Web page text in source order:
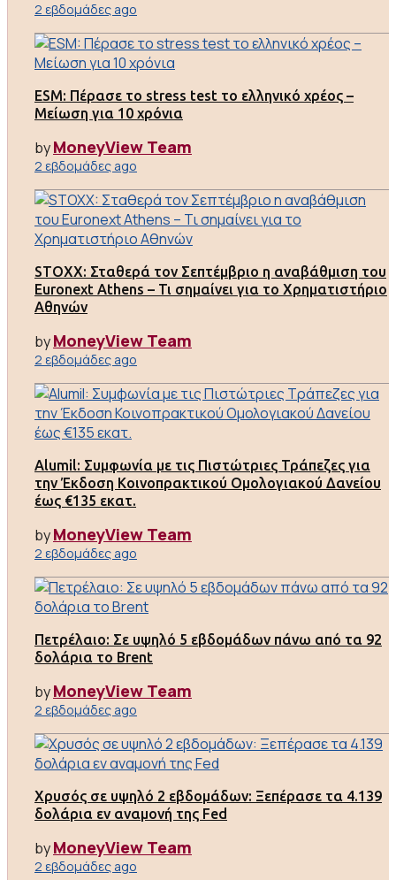
2 εβδομάδες ago
ESM: Πέρασε το stress test το ελληνικό χρέος –
Μείωση για 10 χρόνια
byMoneyView Team
2 εβδομάδες ago
STOXX: Σταθερά τον Σεπτέμβριο η αναβάθμιση του
Euronext Athens – Τι σημαίνει για το Χρηματιστήριο
Αθηνών
byMoneyView Team
2 εβδομάδες ago
Alumil: Συμφωνία με τις Πιστώτριες Τράπεζες για
την Έκδοση Κοινοπρακτικού Ομολογιακού Δανείου
έως €135 εκατ.
byMoneyView Team
2 εβδομάδες ago
Πετρέλαιο: Σε υψηλό 5 εβδομάδων πάνω από τα 92
δολάρια το Brent
byMoneyView Team
2 εβδομάδες ago
Χρυσός σε υψηλό 2 εβδομάδων: Ξεπέρασε τα 4.139
δολάρια εν αναμονή της Fed
byMoneyView Team
2 εβδομάδες ago